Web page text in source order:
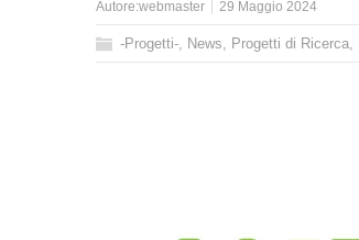
Autore:webmaster 29 Maggio 2024
-Progetti-, News, Progetti di Ricerca,